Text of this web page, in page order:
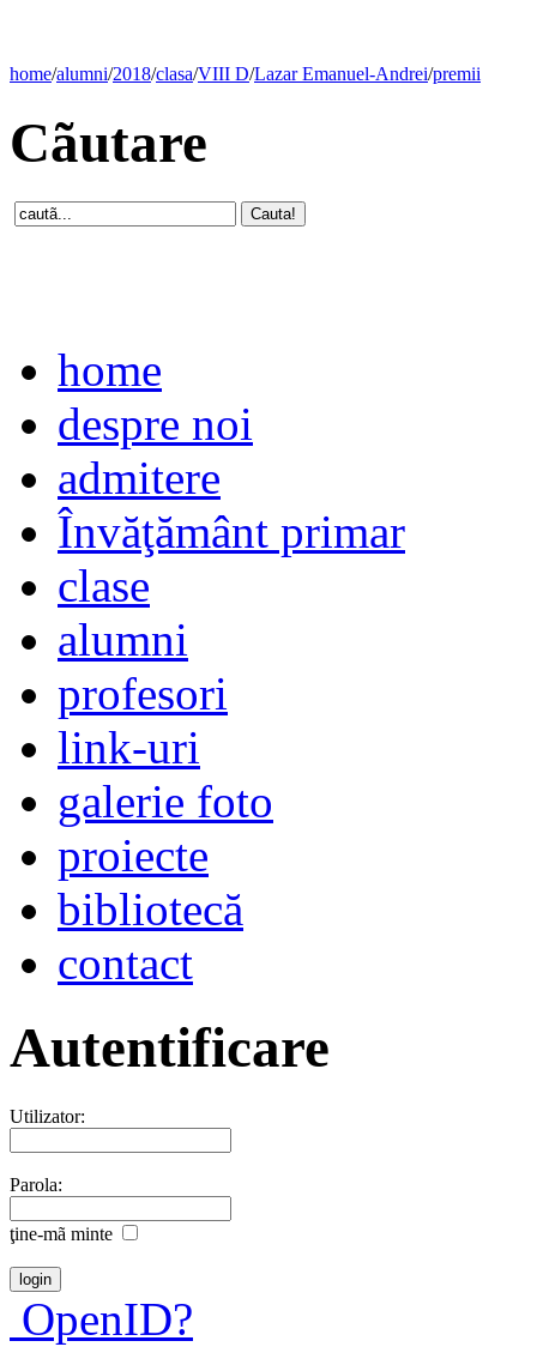
home/alumni/2018/clasa/VIII D/Lazar Emanuel-Andrei/premii
Cãutare
home
despre noi
admitere
Învăţământ primar
clase
alumni
profesori
link-uri
galerie foto
proiecte
bibliotecă
contact
Autentificare
Utilizator:
Parola:
ţine-mã minte
OpenID?